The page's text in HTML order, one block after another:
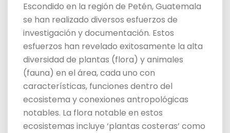
Escondido en la región de Petén, Guatemala
se han realizado diversos esfuerzos de
investigación y documentación. Estos
esfuerzos han revelado exitosamente la alta
diversidad de plantas (flora) y animales
(fauna) en el área, cada uno con
características, funciones dentro del
ecosistema y conexiones antropológicas
notables. La flora notable en estos
ecosistemas incluye ‘plantas costeras’ como